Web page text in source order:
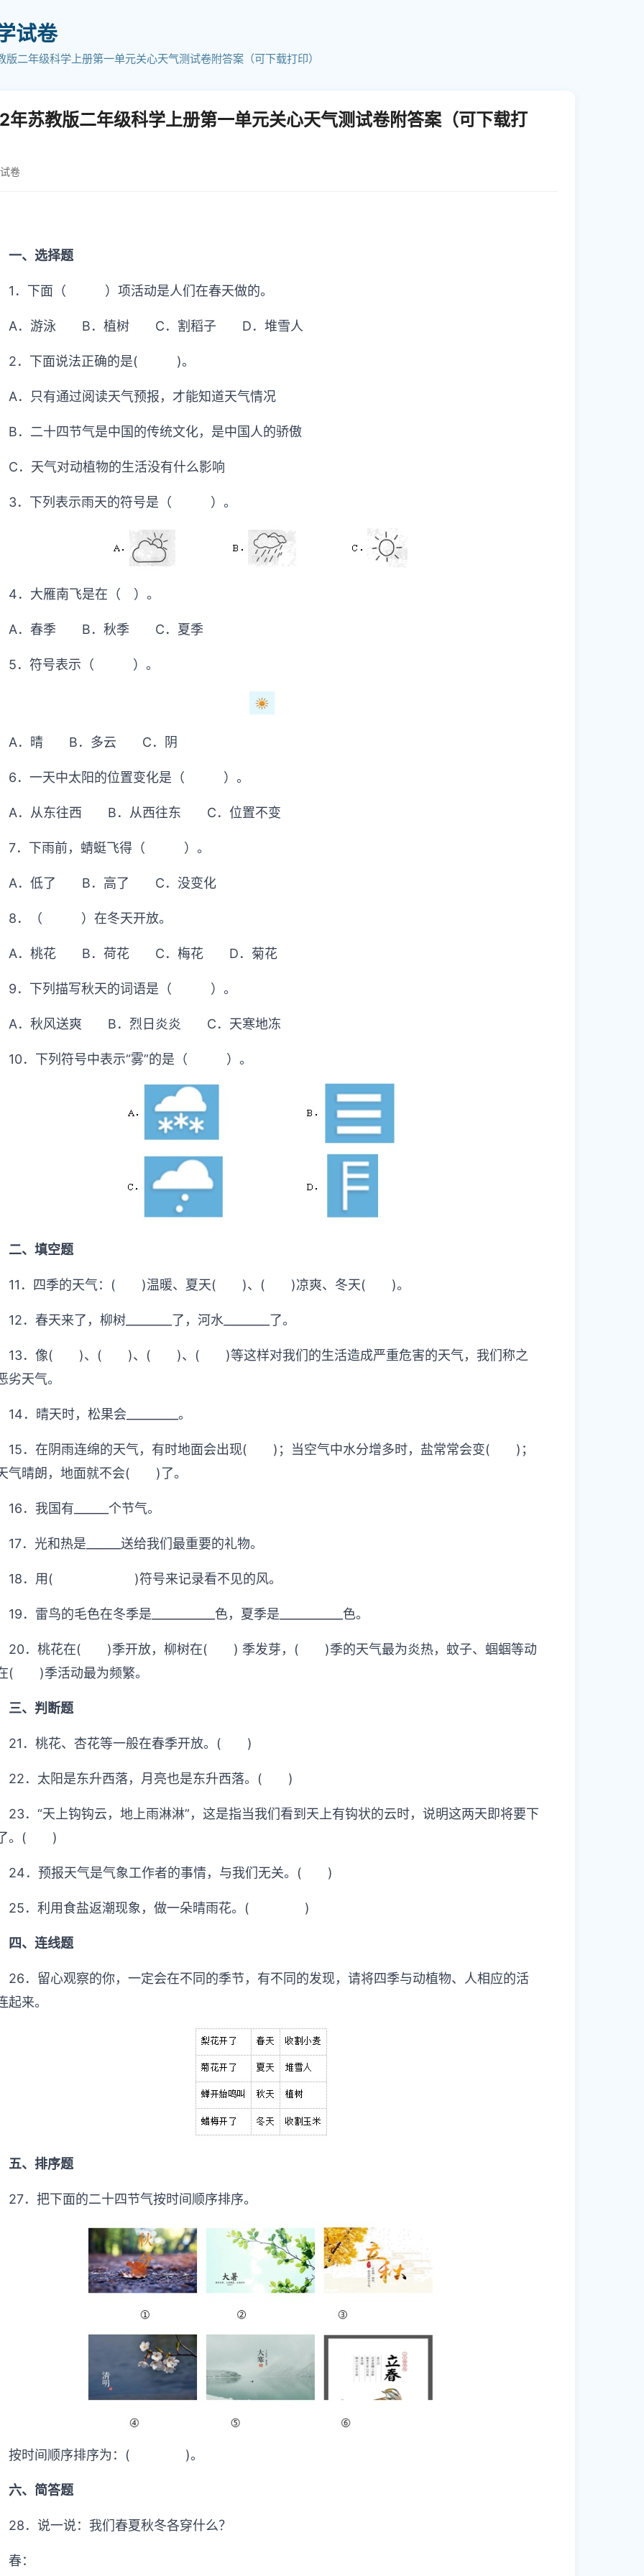
试卷
版二年级科学上册第一单元关心天气测试卷附答案（可下载打印）
苏教版二年级科学上册第一单元关心天气测试卷附答案（可下载打
卷
一、选择题
1．下面（ ）项活动是人们在春天做的。
A．游泳 B．植树 C．割稻子 D．堆雪人
2．下面说法正确的是( )。
A．只有通过阅读天气预报，才能知道天气情况
B．二十四节气是中国的传统文化，是中国人的骄傲
C．天气对动植物的生活没有什么影响
3．下列表示雨天的符号是（ ）。
4．大雁南飞是在（ ）。
A．春季 B．秋季 C．夏季
5．符号表示（ ）。
A．晴 B．多云 C．阴
6．一天中太阳的位置变化是（ ）。
A．从东往西 B．从西往东 C．位置不变
7．下雨前，蜻蜓飞得（ ）。
A．低了 B．高了 C．没变化
8．（ ）在冬天开放。
A．桃花 B．荷花 C．梅花 D．菊花
9．下列描写秋天的词语是（ ）。
A．秋风送爽 B．烈日炎炎 C．天寒地冻
10．下列符号中表示“雾”的是（ ）。
二、填空题
11．四季的天气：( )温暖、夏天( )、( )凉爽、冬天( )。
12．春天来了，柳树________了，河水________了。
13．像( )、( )、( )、( )等这样对我们的生活造成严重危害的天气，我们称之
劣天气。
14．晴天时，松果会_________。
15．在阴雨连绵的天气，有时地面会出现( )；当空气中水分增多时，盐常常会变( )；
气晴朗，地面就不会( )了。
16．我国有______个节气。
17．光和热是______送给我们最重要的礼物。
18．用( )符号来记录看不见的风。
19．雷鸟的毛色在冬季是___________色，夏季是___________色。
20．桃花在( )季开放，柳树在( ) 季发芽，( )季的天气最为炎热，蚊子、蝈蝈等动
( )季活动最为频繁。
三、判断题
21．桃花、杏花等一般在春季开放。( )
22．太阳是东升西落，月亮也是东升西落。( )
23．“天上钩钩云，地上雨淋淋”，这是指当我们看到天上有钩状的云时，说明这两天即将要下
。( )
24．预报天气是气象工作者的事情，与我们无关。( )
25．利用食盐返潮现象，做一朵晴雨花。( )
四、连线题
26．留心观察的你，一定会在不同的季节，有不同的发现，请将四季与动植物、人相应的活
起来。
五、排序题
27．把下面的二十四节气按时间顺序排序。
按时间顺序排序为：( )。
六、简答题
28．说一说：我们春夏秋冬各穿什么？
春：